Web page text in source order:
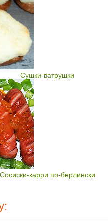
Сушки-ватрушки
Сосиски-карри по-берлински